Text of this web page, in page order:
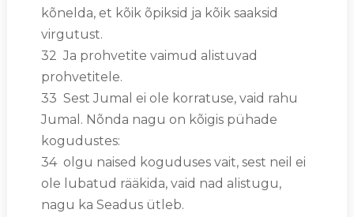
kõnelda, et kõik õpiksid ja kõik saaksid
virgutust.
32 Ja prohvetite vaimud alistuvad
prohvetitele.
33 Sest Jumal ei ole korratuse, vaid rahu
Jumal. Nõnda nagu on kõigis pühade
kogudustes:
34 olgu naised koguduses vait, sest neil ei
ole lubatud rääkida, vaid nad alistugu,
nagu ka Seadus ütleb.